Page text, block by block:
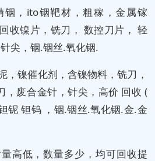
铟，ito铟靶材，粗稼，金属镓
收镍片，铣刀， 数控刀片， 轻
尖，铟.铟丝.氧化铟.
，镍催化剂，含镍物料，铣刀，
，废合金针，针尖，高价 回收 (
铌 钽钨 ，铟.铟丝.氧化铟.金.金
高低，数量多少，均可回收提